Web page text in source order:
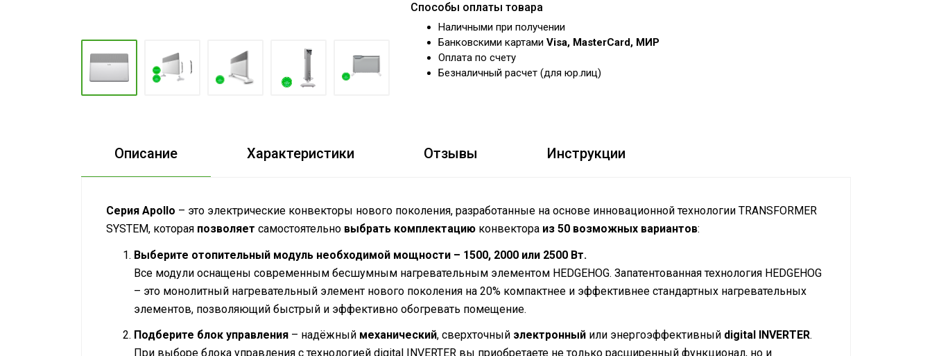
Способы оплаты товара
Наличными при получении
Банковскими картами Visa, MasterCard, МИР
Оплата по счету
Безналичный расчет (для юр.лиц)
Описание Характеристики Отзывы Инструкции
Серия Apollo – это электрические конвекторы нового поколения, разработанные на основе инновационной технологии TRANSFORMER
SYSTEM, которая позволяет самостоятельно выбрать комплектацию конвектора из 50 возможных вариантов:
Выберите отопительный модуль необходимой мощности – 1500, 2000 или 2500 Вт.
Все модули оснащены современным бесшумным нагревательным элементом HEDGEHOG. Запатентованная технология HEDGEHOG
– это монолитный нагревательный элемент нового поколения на 20% компактнее и эффективнее стандартных нагревательных
элементов, позволяющий быстрый и эффективно обогревать помещение.
Подберите блок управления – надёжный механический, сверхточный электронный или энергоэффективный digital INVERTER.
При выборе блока управления с технологией digital INVERTER вы приобретаете не только расширенный функционал, но и